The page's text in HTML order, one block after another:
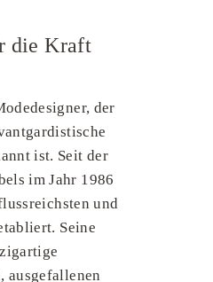
die Kraft
der
ist. Seit der
im Jahr 1986
und
Seine
ausgefallenen